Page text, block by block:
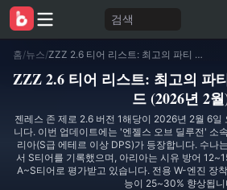
검색
홈/뉴스/ ZZZ 2.6 티어 리스트: 최고의 파티 조합 및 메타 가이드 (2026년 2월)
ZZZ 2.6 티어 리스트: 최고의 파
드 (2026년 2
젠레스 존 제로 2.6 버전 1해당이 2026년 2월 6일
니다. 이번 업데이트에는 '엔젤스 오브 딜루전' 소
리아(S급 에테르 이상 DPS)가 등장합니다. 수나
서 S티어를 기록했으며, 아리아는 시유 방어
A~S티어로 평가받고 있습니다. 전용 W-엔진 장
능이 25~30% 향상됩니